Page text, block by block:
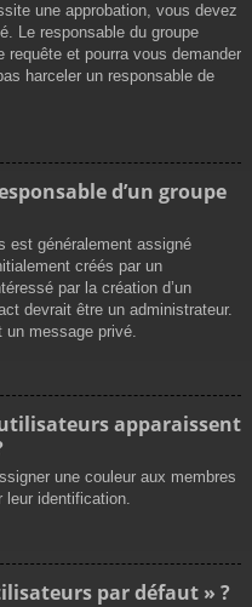
une approbation, vous devez
Le responsable du groupe
requête et pourra vous demander
harceler un responsable de
d’un groupe
est généralement assigné
créés par un
par la création d’un
devrait être un administrateur.
message privé.
apparaissent
une couleur aux membres
leur identification.
par défaut » ?